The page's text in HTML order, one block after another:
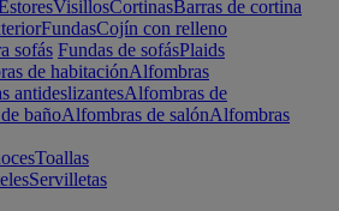
VisillosCortinasBarras de cortina
FundasCojín con relleno
sofás Fundas de sofásPlaids
de habitaciónAlfombras
antideslizantesAlfombras de
bañoAlfombras de salónAlfombras
Toallas
Servilletas